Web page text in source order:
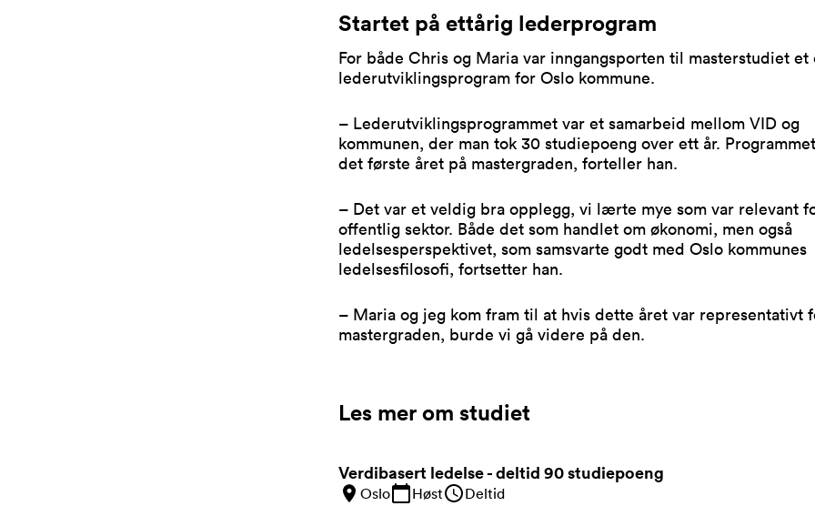
Startet på ettårig lederprogram
For både Chris og Maria var inngangsporten til masterstudiet et
lederutviklingsprogram for Oslo kommune.
– Lederutviklingsprogrammet var et samarbeid mellom VID og
kommunen, der man tok 30 studiepoeng over ett år.
det første året på mastergraden, forteller han.
– Det var et veldig bra opplegg, vi lærte mye som var relevant
offentlig sektor. Både det som handlet om økonomi, men også
ledelsesperspektivet, som samsvarte godt med Oslo kommunes
ledelsesfilosofi, fortsetter han.
– Maria og jeg kom fram til at hvis dette året var representativt
mastergraden, burde vi gå videre på den.
Les mer om studiet
Verdibasert ledelse - deltid 90 studiepoeng
Oslo Høst Deltid